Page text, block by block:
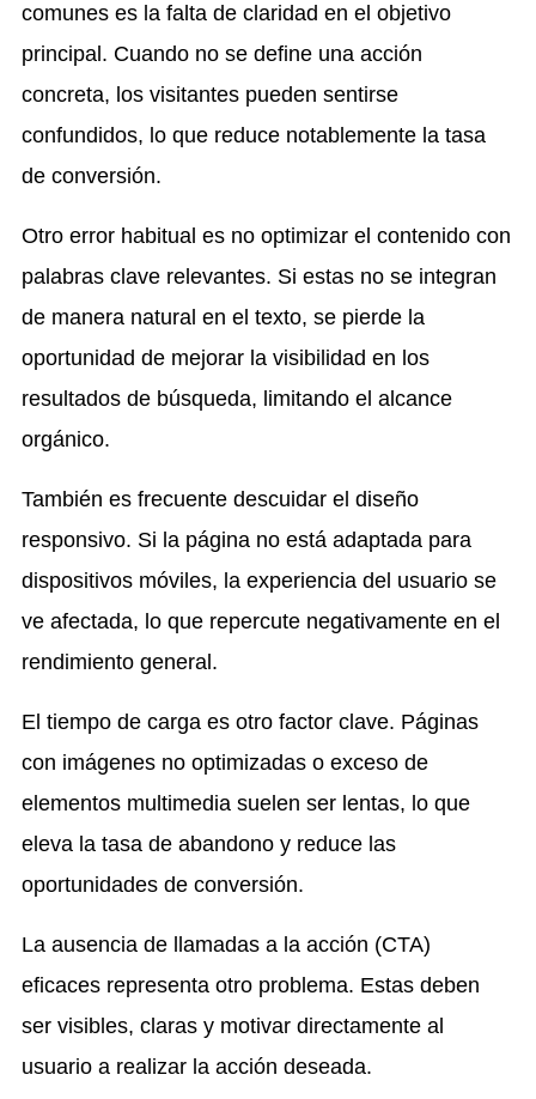
comunes es la falta de claridad en el objetivo
principal. Cuando no se define una acción
concreta, los visitantes pueden sentirse
confundidos, lo que reduce notablemente la tasa
de conversión.
Otro error habitual es no optimizar el contenido con
palabras clave relevantes. Si estas no se integran
de manera natural en el texto, se pierde la
oportunidad de mejorar la visibilidad en los
resultados de búsqueda, limitando el alcance
orgánico.
También es frecuente descuidar el diseño
responsivo. Si la página no está adaptada para
dispositivos móviles, la experiencia del usuario se
ve afectada, lo que repercute negativamente en el
rendimiento general.
El tiempo de carga es otro factor clave. Páginas
con imágenes no optimizadas o exceso de
elementos multimedia suelen ser lentas, lo que
eleva la tasa de abandono y reduce las
oportunidades de conversión.
La ausencia de llamadas a la acción (CTA)
eficaces representa otro problema. Estas deben
ser visibles, claras y motivar directamente al
usuario a realizar la acción deseada.